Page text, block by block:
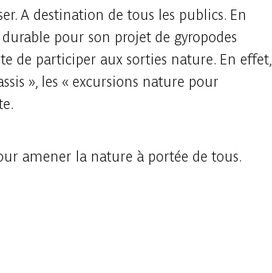
A destination de tous les publics. En
pour son projet de gyropodes
de participer aux sorties nature. En effet,
», les « excursions nature pour
amener la nature à portée de tous.